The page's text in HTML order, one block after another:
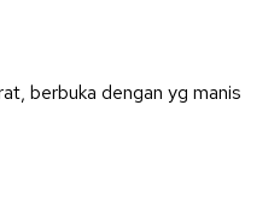
berbuka dengan yg manis